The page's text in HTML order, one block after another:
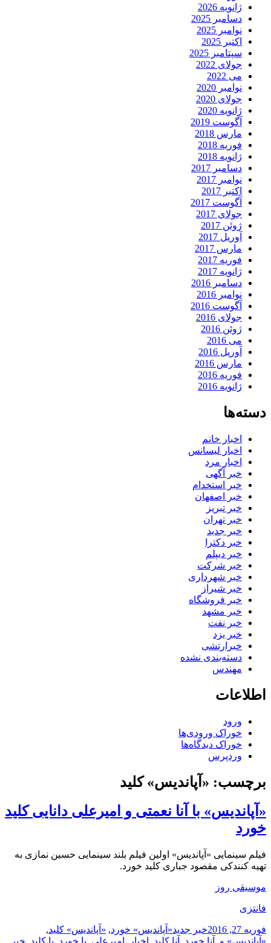
ژانویه 2026
دسامبر 2025
نوامبر 2025
اکتبر 2025
سپتامبر 2025
جولای 2022
می 2022
نوامبر 2020
جولای 2020
ژانویه 2020
آگوست 2019
مارس 2018
فوریه 2018
ژانویه 2018
دسامبر 2017
نوامبر 2017
اکتبر 2017
آگوست 2017
جولای 2017
ژوئن 2017
آوریل 2017
مارس 2017
فوریه 2017
ژانویه 2017
دسامبر 2016
نوامبر 2016
آگوست 2016
جولای 2016
ژوئن 2016
می 2016
آوریل 2016
مارس 2016
فوریه 2016
ژانویه 2016
دسته‌ها
اخبار خانم
اخبار لیسانس
اخبار مرد
خبر آگهی
خبر استخدام
خبر اصفهان
خبر تبریز
خبر تهران
خبر جدید
خبر دکترا
خبر دیپلم
خبر شرکت
خبر شهرداری
خبر شیراز
خبر فروشگاه
خبر مشهد
خبر نفت
خبر یزد
خبرارتشی
دسته‌بندی نشده
مهندس
اطلاعات
ورود
خوراک ورودی‌ها
خوراک دیدگاه‌ها
وردپرس
برچسب: «آپاندیس» کلید
«آپاندیس» با آنا نعمتی و امیرعلی دانایی کلید
خورد
فیلم سینمایی «آپاندیس» اولین فیلم بلند سینمایی حسین نمازی به
تهیه کنندکی مقصود جباری کلید خورد.
موسیقی روز
فانتزی
ارسال
شده
فوریه 27, 2016 نویسنده
دسته‌ها
خبر جدیدبرچسب‌ها
«آپاندیس» خورد, «آپاندیس» کلید,
«آپاندیس» و
آنا خورد آنا کلید اخبار امیرعلی با خورد با کلید خبر